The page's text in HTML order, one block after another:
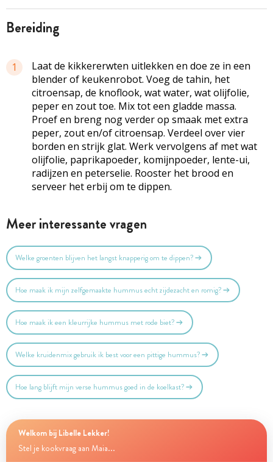
bereiding
1
Laat de kikkererwten uitlekken en doe ze in een
blender of keukenrobot. Voeg de tahin, het
citroensap, de knoflook, wat water, wat olijfolie,
peper en zout toe. Mix tot een gladde massa.
Proef en breng nog verder op smaak met extra
peper, zout en/of citroensap. Verdeel over vier
borden en strijk glat. Werk vervolgens af met wat
olijfolie, paprikapoeder, komijnpoeder, lente-ui,
radijzen en peterselie. Rooster het brood en
serveer het erbij om te dippen.
Meer interessante vragen
Welke groenten blijven het langst knapperig om te dippen?
Hoe maak ik mijn zelfgemaakte hummus echt zijdezacht en romig?
Hoe maak ik een kleurrijke hummus met rode biet?
Welke kruidenmix gebruik ik best voor een pittige hummus?
Hoe lang blijft mijn verse hummus goed in de koelkast?
Welkom bij Libelle Lekker!
Stel je kookvraag aan Maia...